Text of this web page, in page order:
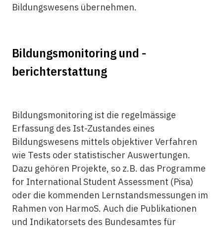
Bildungswesens übernehmen.
Bildungsmonitoring und -
berichterstattung
Bildungsmonitoring ist die regelmässige
Erfassung des Ist-Zustandes eines
Bildungswesens mittels objektiver Verfahren
wie Tests oder statistischer Auswertungen.
Dazu gehören Projekte, so z.B. das Programme
for International Student Assessment (Pisa)
oder die kommenden Lernstandsmessungen im
Rahmen von HarmoS. Auch die Publikationen
und Indikatorsets des Bundesamtes für